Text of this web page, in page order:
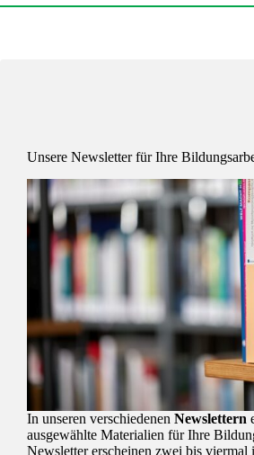
Unsere Newsletter für Ihre
In unseren verschiedenen Newslettern
ausgewählte Materialien für Ihre
Newsletter erscheinen zwei bis viermal